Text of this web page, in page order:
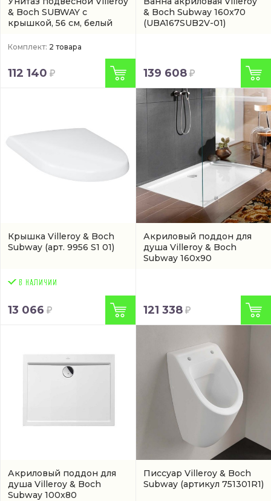
& Boch SUBWAY с
крышкой, 56 см, белый
Комплект: 2 товара
112 140
& Boch Subway 160x70
(UBA167SUB2V-01)
139 608
Крышка Villeroy & Boch
Subway (арт. 9956 S1 01)
13 066
Акриловый поддон для
душа Villeroy & Boch
Subway 160x90
121 338
Акриловый поддон для
душа Villeroy & Boch
Subway 100x80
Писсуар Villeroy & Boch
Subway (артикул 751301R1)